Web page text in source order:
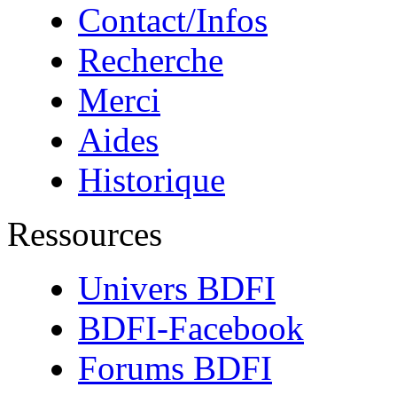
Contact/Infos
Recherche
Merci
Aides
Historique
Ressources
Univers BDFI
BDFI-Facebook
Forums BDFI